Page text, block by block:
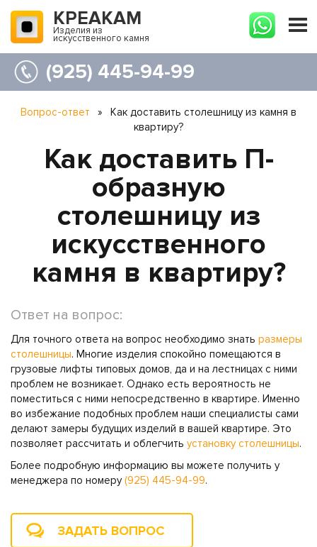
КРЕАКАМ
Изделия из
искусственного камня
(925) 445-94-99
Вопрос-ответ »
Как доставить столешницу из камня в
квартиру?
Как доставить П-
образную
столешницу из
искусственного
камня в квартиру?
Ответ на вопрос:
Для точного ответа на вопрос необходимо знать размеры
столешницы. Многие изделия спокойно помещаются в
грузовые лифты типовых домов, да и на лестницах с ними
проблем не возникает. Однако есть вероятность не
поместиться с ними непосредственно в квартире. Именно
во избежание подобных проблем наши специалисты сами
делают замеры будущих изделий в вашей квартире. Это
позволяет рассчитать и облегчить установку столешницы.
Более подробную информацию вы можете получить у
менеджера по номеру(925) 445-94-99.
ЗАДАТЬ ВОПРОС